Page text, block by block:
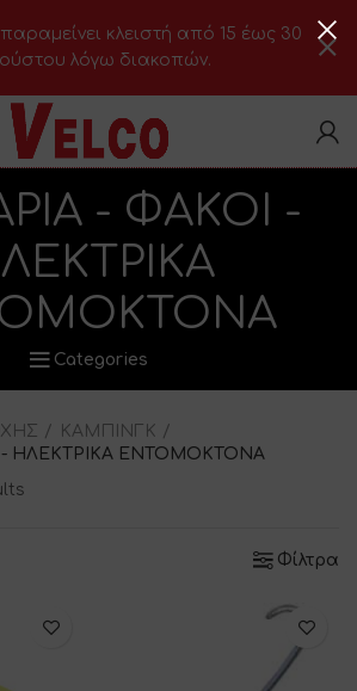
- ΦΑΚΟΙ -
Categories
ΚΑΜΠΙΝΓΚ
- ΗΛΕΚΤΡΙΚΑ ΕΝΤΟΜΟΚΤΟΝΑ
Φίλτρα
κλειστή από 15 έως 30
λόγω διακοπών.